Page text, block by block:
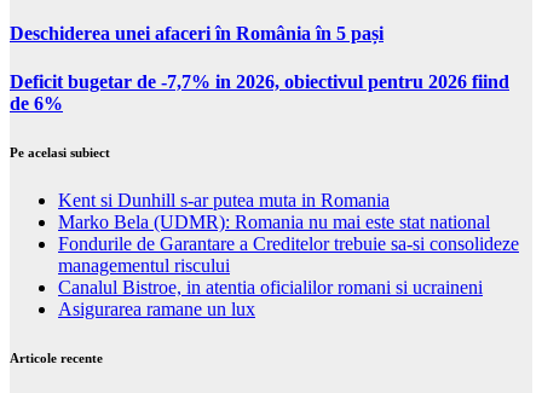
Deschiderea unei afaceri în România în 5 pași
Deficit bugetar de -7,7% in 2026, obiectivul pentru 2026 fiind
de 6%
Pe acelasi subiect
Kent si Dunhill s-ar putea muta in Romania
Marko Bela (UDMR): Romania nu mai este stat national
Fondurile de Garantare a Creditelor trebuie sa-si consolideze
managementul riscului
Canalul Bistroe, in atentia oficialilor romani si ucraineni
Asigurarea ramane un lux
Articole recente